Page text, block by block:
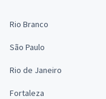
Rio Branco
São Paulo
Rio de Janeiro
Fortaleza